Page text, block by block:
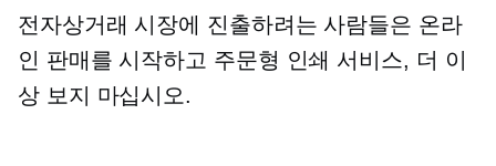
전자상거래 시장에 진출하려는 사람들은 온라
인 판매를 시작하고 주문형 인쇄 서비스, ​​더 이
상 보지 마십시오.